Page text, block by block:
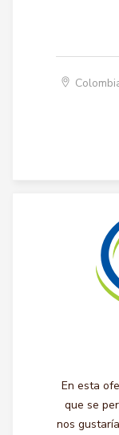
En esta
que se
nos